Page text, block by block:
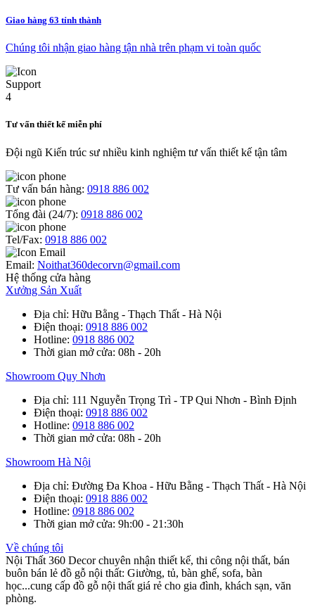
Giao hàng 63 tỉnh thành
Chúng tôi nhận giao hàng tận nhà trên phạm vi toàn quốc
Tư vấn thiết kế miễn phí
Đội ngũ Kiến trúc sư nhiều kinh nghiệm tư vấn thiết kế tận tâm
Tư vấn bán hàng: 0918 886 002
Tổng đài (24/7): 0918 886 002
Tel/Fax: 0918 886 002
Email: Noithat360decorvn@gmail.com
Hệ thống cửa hàng
Xưởng Sản Xuất
Địa chỉ: Hữu Bằng - Thạch Thất - Hà Nội
Điện thoại: 0918 886 002
Hotline: 0918 886 002
Thời gian mở cửa: 08h - 20h
Showroom Quy Nhơn
Địa chỉ: 111 Nguyễn Trọng Trì - TP Qui Nhơn - Bình Định
Điện thoại: 0918 886 002
Hotline: 0918 886 002
Thời gian mở cửa: 08h - 20h
Showroom Hà Nội
Địa chỉ: Đường Đa Khoa - Hữu Bằng - Thạch Thất - Hà Nội
Điện thoại: 0918 886 002
Hotline: 0918 886 002
Thời gian mở cửa: 9h:00 - 21:30h
Về chúng tôi
Nội Thất 360 Decor chuyên nhận thiết kế, thi công nội thất, bán
buôn bán lẻ đồ gỗ nội thất: Giường, tủ, bàn ghế, sofa, bàn
học...cung cấp đồ gỗ nội thất giá rẻ cho gia đình, khách sạn, văn
phòng.